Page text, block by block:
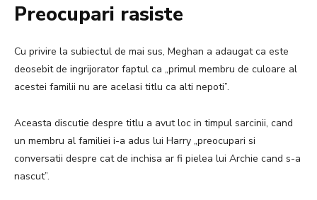
Preocupari rasiste
Cu privire la subiectul de mai sus, Meghan a adaugat ca este
deosebit de ingrijorator faptul ca „primul membru de culoare al
acestei familii nu are acelasi titlu ca alti nepoti”.
Aceasta discutie despre titlu a avut loc in timpul sarcinii, cand
un membru al familiei i-a adus lui Harry „preocupari si
conversatii despre cat de inchisa ar fi pielea lui Archie cand s-a
nascut”.